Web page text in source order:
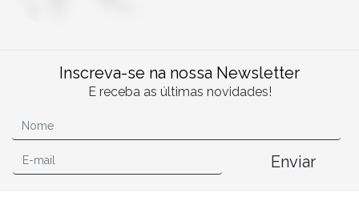
Inscreva-se na nossa Newsletter
E receba as últimas novidades!
Enviar